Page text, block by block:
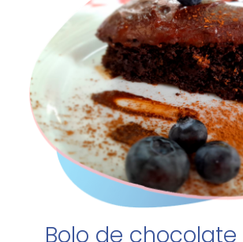
Bolo de chocolate